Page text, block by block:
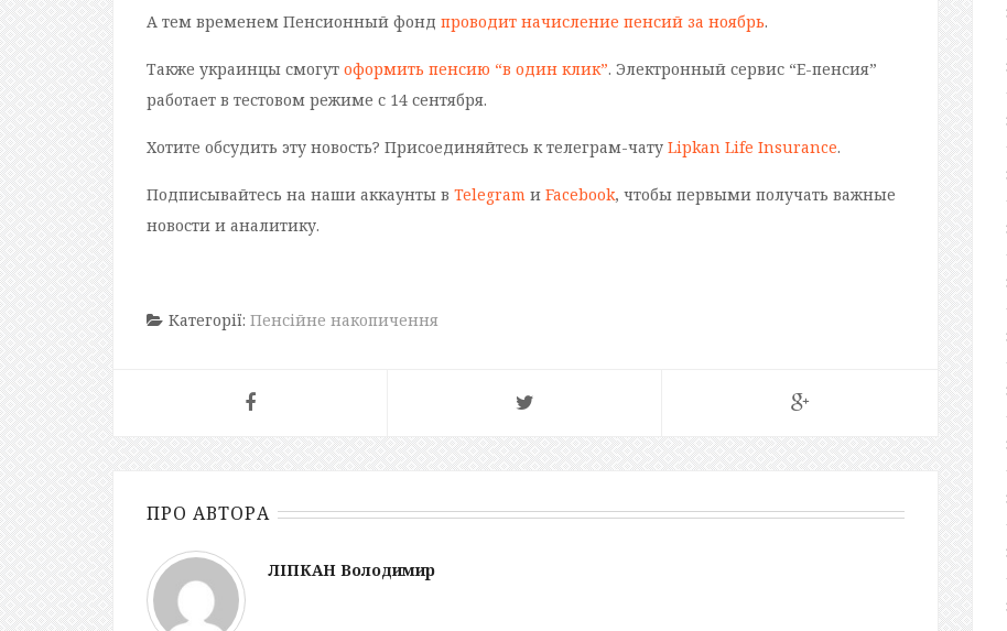
А тем временем Пенсионный фонд проводит начисление пенсий за ноябрь.
Также украинцы смогут оформить пенсию “в один клик”. Электронный сервис “Е-пенсия”
работает в тестовом режиме с 14 сентября.
Хотите обсудить эту новость? Присоединяйтесь к телеграм-чату Lipkan Life Insurance.
Подписывайтесь на наши аккаунты в Telegram и Facebook, чтобы первыми получать важные
новости и аналитику.
Категорії: Пенсійне накопичення
ПРО АВТОРА
ЛІПКАН Володимир